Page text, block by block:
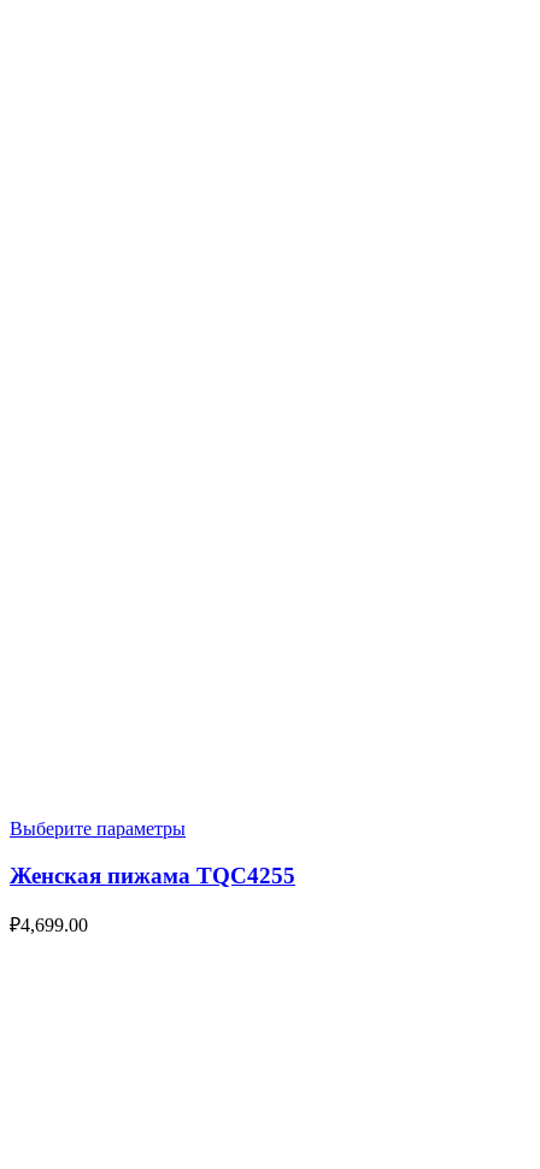
Выберите параметры
Женская пижама TQC4255
₽4,699.00